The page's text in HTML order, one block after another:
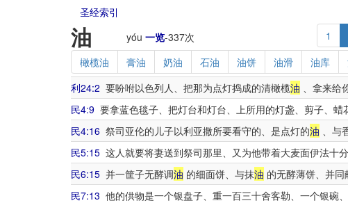
圣经索引
油 yóu 一览-337次 1
橄榄油
膏油 奶油 石油 油饼 油滑 油库
利24:2 要吩咐以色列人、把那为点灯捣成的清橄榄油 、拿来给
民4:9 要拿蓝色毯子、把灯台和灯台、上所用的灯盏、剪子、蜡
民4:16 祭司亚伦的儿子以利亚撒所要看守的、是点灯的油 、与
民5:15 这人就要将妻送到祭司那里、又为他带着大麦面伊法十
民6:15 并一筐子无酵调油 的细面饼、与抹油 的无酵薄饼、并同
民7:13 他的供物是一个银盘子、重一百三十舍客勒、一个银碗